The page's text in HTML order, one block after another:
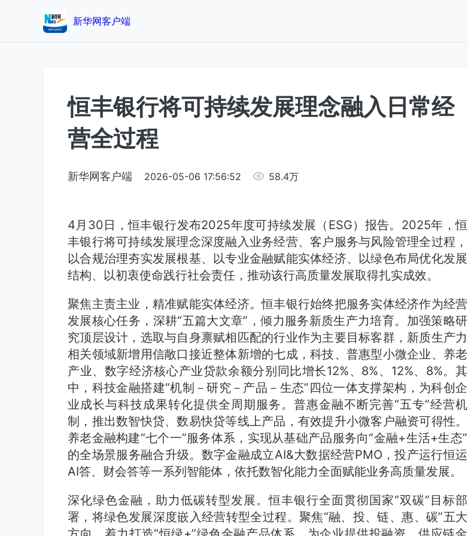
新华网客户端
恒丰银行将可持续发展理念融入日常经
营全过程
新华网客户端 2026-05-06 17:56:52 58.4万
4月30日，恒丰银行发布2025年度可持续发展（ESG）报告。2025年，恒
丰银行将可持续发展理念深度融入业务经营、客户服务与风险管理全过程，
以合规治理夯实发展根基、以专业金融赋能实体经济、以绿色布局优化发展
结构、以初衷使命践行社会责任，推动该行高质量发展取得扎实成效。
聚焦主责主业，精准赋能实体经济。恒丰银行始终把服务实体经济作为经营
发展核心任务，深耕“五篇大文章”，倾力服务新质生产力培育。加强策略研
究顶层设计，选取与自身禀赋相匹配的行业作为主要目标客群，新质生产力
相关领域新增用信敞口接近整体新增的七成，科技、普惠型小微企业、养老
产业、数字经济核心产业贷款余额分别同比增长12%、8%、12%、8%。其
中，科技金融搭建“机制－研究－产品－生态”四位一体支撑架构，为科创企
业成长与科技成果转化提供全周期服务。普惠金融不断完善“五专”经营机
制，推出数智快贷、数易快贷等线上产品，有效提升小微客户融资可得性。
养老金融构建“七个一”服务体系，实现从基础产品服务向“金融+生活+生态”
的全场景服务融合升级。数字金融成立AI&大数据经营PMO，投产运行恒运
AI答、财会答等一系列智能体，依托数智化能力全面赋能业务高质量发展。
深化绿色金融，助力低碳转型发展。恒丰银行全面贯彻国家“双碳”目标部
署，将绿色发展深度嵌入经营转型全过程。聚焦“融、投、链、惠、碳”五大